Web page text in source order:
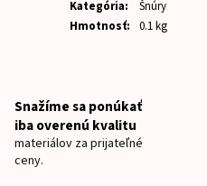
Kategória:
Šnúry
Hmotnosť: 0.1 kg
Snažíme sa ponúkať
iba overenú kvalitu
materiálov za prijateľné
ceny.